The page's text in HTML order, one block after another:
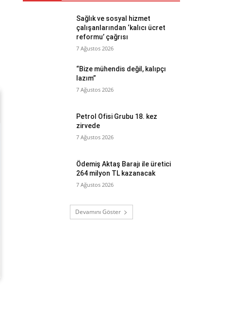
Sağlık ve sosyal hizmet
çalışanlarından ‘kalıcı ücret
reformu’ çağrısı
7 Ağustos 2026
“Bize mühendis değil, kalıpçı
lazım”
7 Ağustos 2026
Petrol Ofisi Grubu 18. kez
zirvede
7 Ağustos 2026
Ödemiş Aktaş Barajı ile üretici
264 milyon TL kazanacak
7 Ağustos 2026
Devamını Göster